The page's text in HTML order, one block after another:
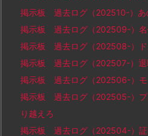
掲示板 過去ログ（202510-）あ
掲示板 過去ログ（202509-）名
掲示板 過去ログ（202508-）ド
掲示板 過去ログ（202507-）退
掲示板 過去ログ（202506-）モ
掲示板 過去ログ（202505-）プ
り越えろ
掲示板 過去ログ（202504-）証